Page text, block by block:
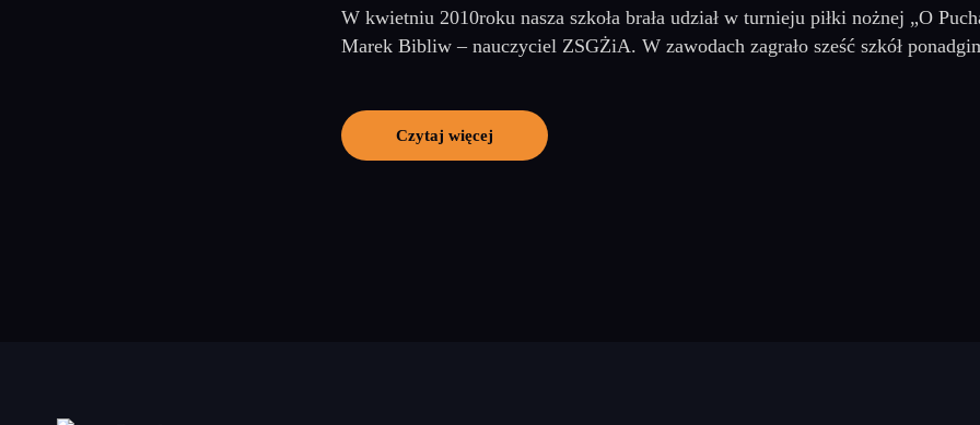
W kwietniu 2010roku nasza szkoła brała udział w turnieju piłki nożnej „O
Marek Bibliw – nauczyciel ZSGŻiA. W zawodach zagrało sześć szkół
Czytaj więcej